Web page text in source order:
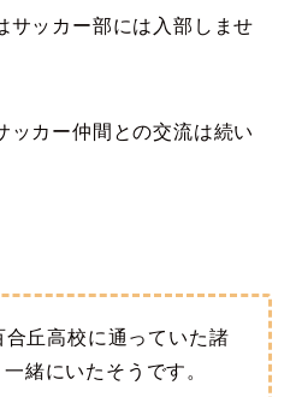
サッカー部には入部しませ
ッカー仲間との交流は続い
丘高校に通っていた諸
緒にいたそうです。